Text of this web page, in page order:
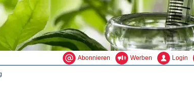
Abonnieren Werben Login